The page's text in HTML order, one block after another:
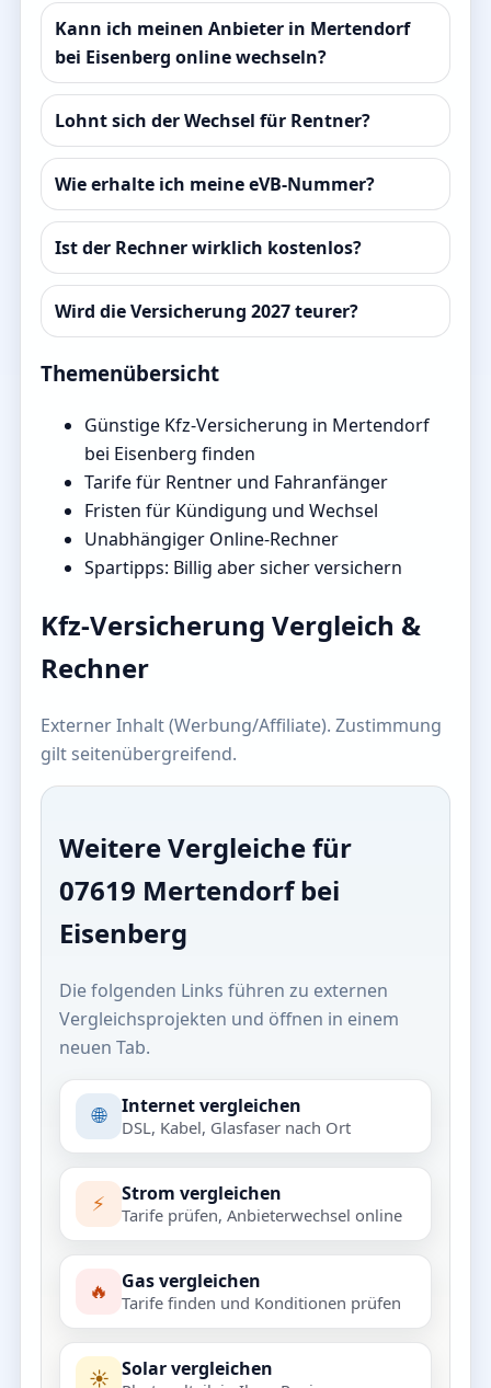
Kann ich meinen Anbieter in Mertendorf
bei Eisenberg online wechseln?
Lohnt sich der Wechsel für Rentner?
Wie erhalte ich meine eVB-Nummer?
Ist der Rechner wirklich kostenlos?
Wird die Versicherung 2027 teurer?
Themenübersicht
Günstige Kfz-Versicherung in Mertendorf
bei Eisenberg finden
Tarife für Rentner und Fahranfänger
Fristen für Kündigung und Wechsel
Unabhängiger Online-Rechner
Spartipps: Billig aber sicher versichern
Kfz-Versicherung Vergleich &
Rechner
Externer Inhalt (Werbung/Affiliate). Zustimmung
gilt seitenübergreifend.
Weitere Vergleiche für
07619 Mertendorf bei
Eisenberg
Die folgenden Links führen zu externen
Vergleichsprojekten und öffnen in einem
neuen Tab.
🌐 Internet vergleichen
DSL, Kabel, Glasfaser nach Ort
⚡ Strom vergleichen
Tarife prüfen, Anbieterwechsel online
🔥 Gas vergleichen
Tarife finden und Konditionen prüfen
☀️ Solar vergleichen